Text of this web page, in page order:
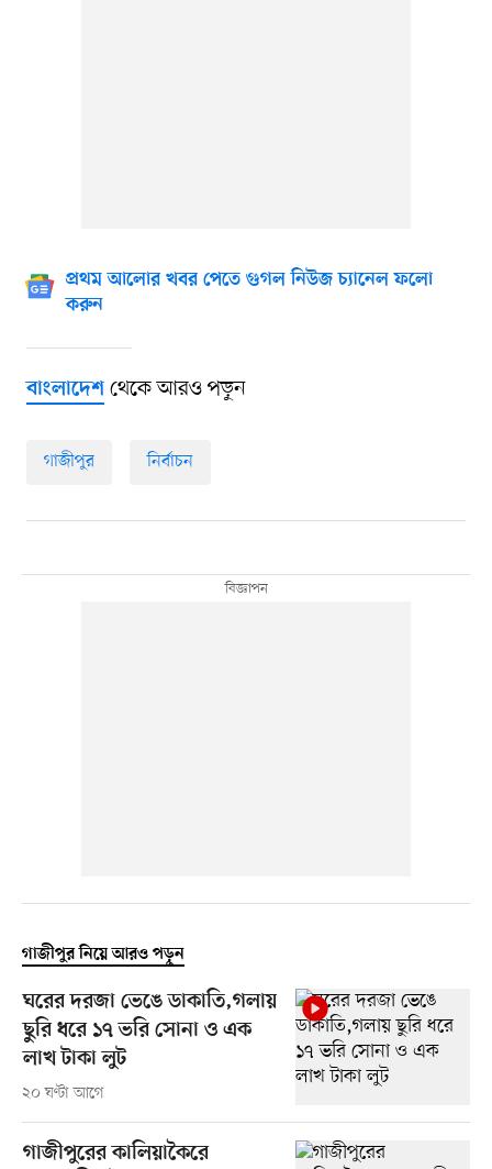
প্রথম আলোর খবর পেতে গুগল নিউজ চ্যানেল ফলো
করুন
বাংলাদেশথেকে আরও পড়ুন
গাজীপুর নির্বাচন
গাজীপুর নিয়ে আরও পড়ুন
ঘরের দরজা ভেঙে ডাকাতি,গলায়
ছুরি ধরে ১৭ ভরি সোনা ও এক
লাখ টাকা লুট
২০ ঘণ্টা আগে
গাজীপুরের কালিয়াকৈরে